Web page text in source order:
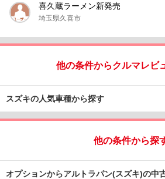
喜久蔵ラーメン新発売
埼玉県久喜市
他の条件からクルマレビ
スズキの人気車種から探す
他の条件から探
オプションからアルトラパン(スズキ)の中